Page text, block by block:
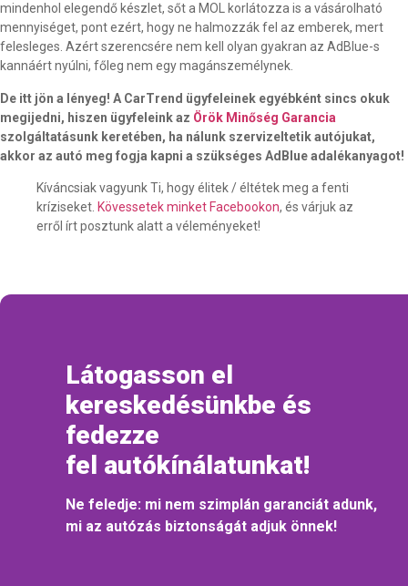
mindenhol elegendő készlet, sőt a MOL korlátozza is a vásárolható
mennyiséget, pont ezért, hogy ne halmozzák fel az emberek, mert
felesleges. Azért szerencsére nem kell olyan gyakran az AdBlue-s
kannáért nyúlni, főleg nem egy magánszemélynek.
De itt jön a lényeg! A CarTrend ügyfeleinek egyébként sincs okuk
megijedni, hiszen ügyfeleink az Örök Minőség Garancia
szolgáltatásunk keretében, ha nálunk szervizeltetik autójukat,
akkor az autó meg fogja kapni a szükséges AdBlue adalékanyagot!
Kíváncsiak vagyunk Ti, hogy élitek / éltétek meg a fenti
kríziseket. Kövessetek minket Facebookon, és várjuk az
erről írt posztunk alatt a véleményeket!
Látogasson el
kereskedésünkbe és
fedezze
fel autókínálatunkat!
Ne feledje: mi nem szimplán garanciát adunk,
mi az autózás biztonságát adjuk önnek!